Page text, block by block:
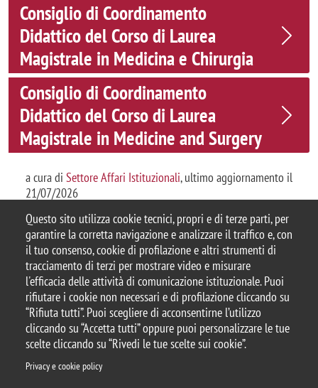
Questo sito utilizza cookie tecnici, propri e di terze parti, per
garantire la corretta navigazione e analizzare il traffico e, con
il tuo consenso, cookie di profilazione e altri strumenti di
tracciamento di terzi per mostrare video e misurare
l'efficacia delle attività di comunicazione istituzionale. Puoi
rifiutare i cookie non necessari e di profilazione cliccando su
“Rifiuta tutti”. Puoi scegliere di acconsentirne l’utilizzo
cliccando su “Accetta tutti” oppure puoi personalizzare le tue
scelte cliccando su “Rivedi le tue scelte sui cookie”.
Privacy e cookie policy
Consiglio di Coordinamento
Didattico del Corso di Laurea
Magistrale in Medicina e Chirurgia
Consiglio di Coordinamento
Didattico del Corso di Laurea
Magistrale in Medicine and Surgery
a cura di Settore Affari Istituzionali, ultimo aggiornamento il
21/07/2026
© 2025 Università degli Studi di Milano-Bicocca
Piazza dell'Ateneo Nuovo, 1 - 20126, Milano
Casella PEC:ateneo.bicocca@pec.unimib.it
P.I. 12621570154 |Contattaci